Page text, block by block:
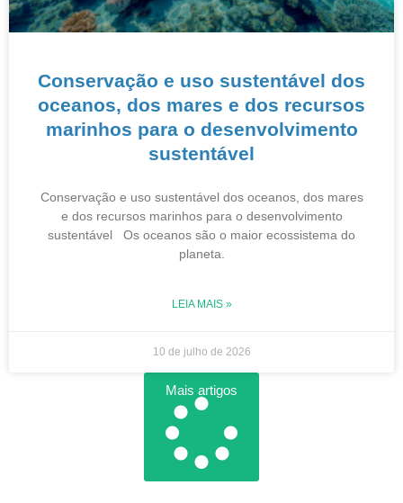
Conservação e uso sustentável dos
oceanos, dos mares e dos recursos
marinhos para o desenvolvimento
sustentável
Conservação e uso sustentável dos oceanos, dos mares
e dos recursos marinhos para o desenvolvimento
sustentável Os oceanos são o maior ecossistema do
planeta.
LEIA MAIS »
10 de julho de 2026
Mais artigos